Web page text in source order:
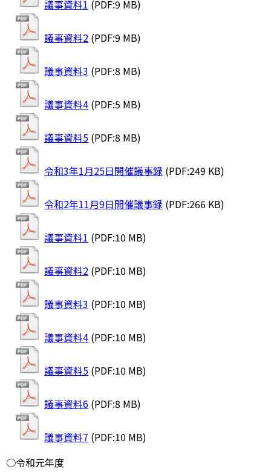
議事資料1 (PDF:9 MB)
議事資料2 (PDF:9 MB)
議事資料3 (PDF:8 MB)
議事資料4 (PDF:5 MB)
議事資料5 (PDF:8 MB)
令和3年1月25日開催議事録 (PDF:249 KB)
令和2年11月9日開催議事録 (PDF:266 KB)
議事資料1 (PDF:10 MB)
議事資料2 (PDF:10 MB)
議事資料3 (PDF:10 MB)
議事資料4 (PDF:10 MB)
議事資料5 (PDF:10 MB)
議事資料6 (PDF:8 MB)
議事資料7 (PDF:10 MB)
○令和元年度